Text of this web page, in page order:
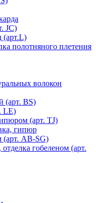
JC)
(арт.L)
полотняного плетения
волокон
(арт. BS)
LE)
(арт. TJ)
гипюр
(арт. AB-SG)
гобеленом (арт.